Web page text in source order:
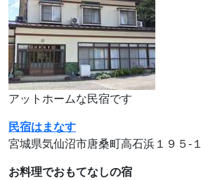
アットホームな民宿です
民宿はまなす
宮城県気仙沼市唐桑町高石浜１９５‐１
お料理でおもてなしの宿